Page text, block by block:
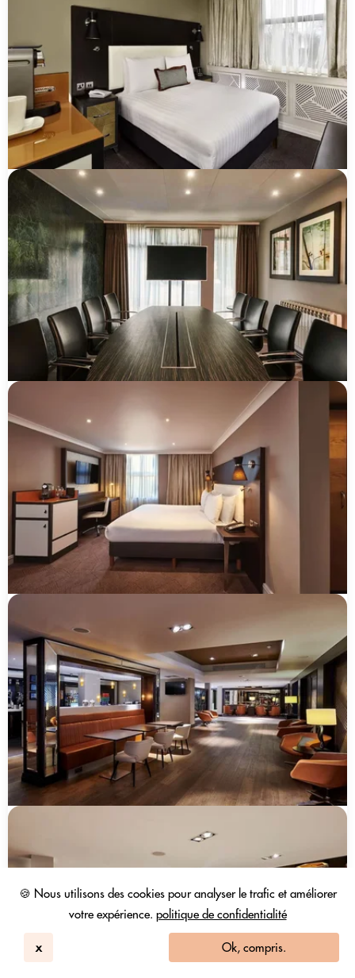
🍪 Nous utilisons des cookies pour analyser le trafic et améliorer
votre expérience. politique de confidentialité
x Ok, compris.